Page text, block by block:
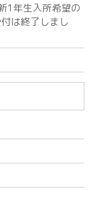
1年生入所希望の
は終了しまし